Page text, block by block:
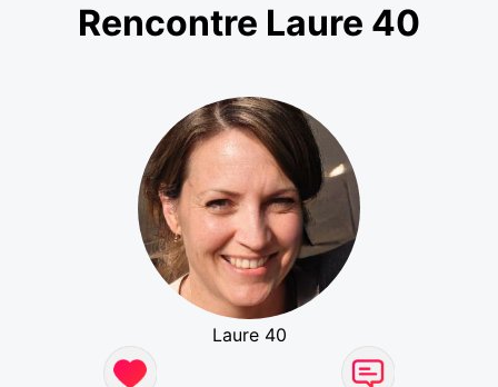
Rencontre Laure 40
Laure 40